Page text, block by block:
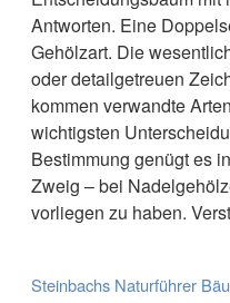
Antworten. Eine
Gehölzart. Die
oder detailgetreuen
kommen verwandte
wichtigsten
Bestimmung genügt es
Zweig – bei
vorliegen zu haben.
Steinbachs Naturführer